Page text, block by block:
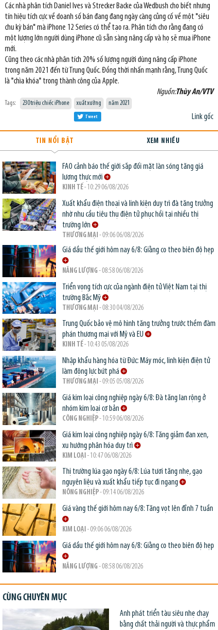
Các nhà phân tích Daniel Ives và Strecker Backe của Wedbush cho biết nhưng
tín hiệu tích cực về doanh số bán đang đang ngày càng củng cố về một "siêu
chu kỳ bán" mà iPhone 12 Series có thể tạo ra. Phân tích cho rằng đang có
một lượng lớn người dùng iPhone cũ sẵn sàng nâng cấp và họ sẽ mua iPhone
mới.
Cũng theo các nhà phân tích 20% số lượng người dùng nâng cấp iPhone
trong năm 2021 đến từ Trung Quốc. Đồng thời nhấn mạnh rằng, Trung Quốc
là "chìa khóa" trong thành công của Apple.
Nguồn:Thùy An/VTV
Tags: 230 triệu chiếc iPhone xuất xưởng năm 2021
Link gốc
Tweet
TIN NỔI BẬT XEM NHIỀU
FAO cảnh báo thế giới sắp đối mặt làn sóng tăng giá
lương thực mới
KINH TẾ- 10:29 06/08/2026
Xuất khẩu điện thoại và linh kiện duy trì đà tăng trưởng
nhờ nhu cầu tiêu thụ điện tử phục hồi tại nhiều thị
trường lớn
THƯƠNG MẠI - 09:06 06/08/2026
Giá dầu thế giới hôm nay 6/8: Giằng co theo biên độ hẹp
NĂNG LƯỢNG - 08:58 06/08/2026
Triển vọng tích cực của ngành điện tử Việt Nam tại thị
trường Bắc Mỹ
THƯƠNG MẠI - 08:30 04/08/2026
Trung Quốc bảo vệ mô hình tăng trưởng trước thềm đàm
phán thương mại với Mỹ và EU
KINH TẾ- 10:43 05/08/2026
Nhập khẩu hàng hóa từ Đức: Máy móc, linh kiện điện tử
làm động lực bứt phá
THƯƠNG MẠI - 09:05 05/08/2026
Giá kim loại công nghiệp ngày 6/8: Đà tăng lan rộng ở
nhóm kim loại cơ bản
CÔNG NGHIỆP- 10:59 06/08/2026
Giá kim loại công nghiệp ngày 6/8: Tăng giảm đan xen,
xu hướng phân hóa duy trì
KIM LOẠI - 10:47 06/08/2026
Thị trường lúa gạo ngày 6/8: Lúa tươi tăng nhẹ, gạo
nguyên liệu và xuất khẩu tiếp tục đi ngang
NÔNG NGHIỆP- 09:14 06/08/2026
Giá vàng thế giới hôm nay 6/8: Tăng vọt lên đỉnh 7 tuần
KIM LOẠI - 09:06 06/08/2026
Giá dầu thế giới hôm nay 6/8: Giằng co theo biên độ hẹp
NĂNG LƯỢNG - 08:58 06/08/2026
CÙNG CHUYÊN MỤC
Anh phát triển tàu siêu nhẹ chạy
bằng chất thải người và thực phẩm